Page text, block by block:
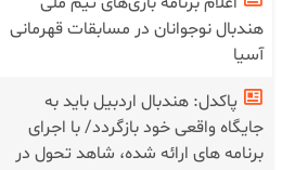
هندبال نوجوانان در مسابقات قهرمانی
آسیا
پاکدل: هندبال اردبیل باید به
جایگاه واقعی خود بازگردد/ با اجرای
برنامه های ارائه شده، شاهد تحول در